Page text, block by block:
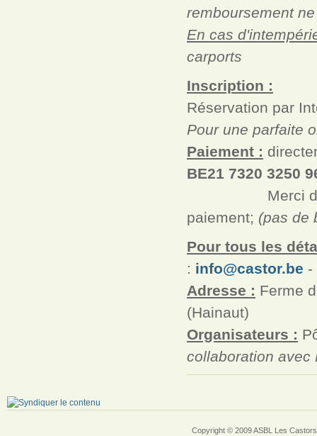
remboursement
En cas
carports
Inscription :
Réservation par
Pour une parfaite
Paiement :
BE21 7320 3250
Merci de
paiement; (pas de
Pour tous les
: info@castor.be -
Adresse : Ferme
(Hainaut)
Organisateurs :
collaboration avec
Copyright © 2009 ASBL Les